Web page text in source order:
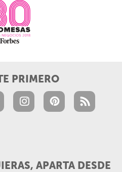
PRIMERO
APARTA DESDE